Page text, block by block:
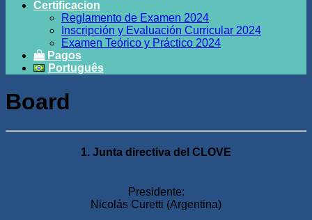
Certificacion
Reglamento de Examen 2024
Inscripción y Evaluación Curricular 2024
Examen Teórico y Práctico 2024
Pagos
Português
Board
1. Junta directiva del CLOVE
Presidente:
Nicolás Curetti (Argentina)